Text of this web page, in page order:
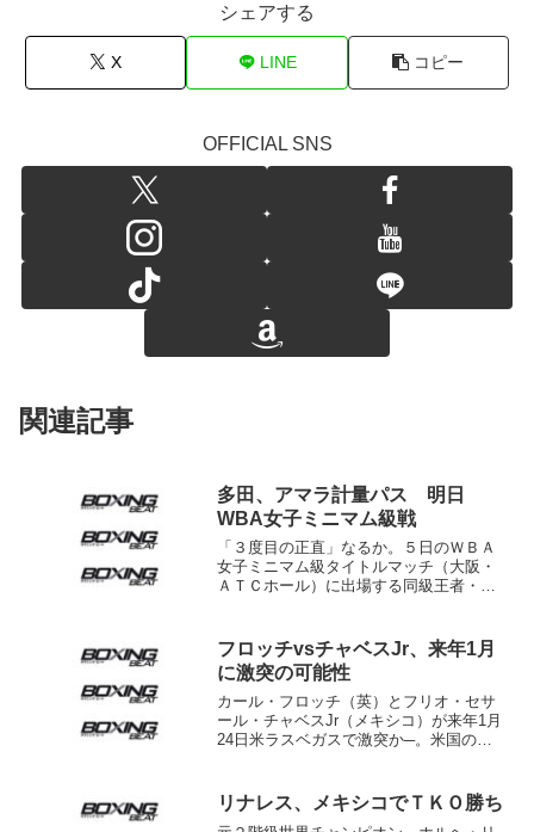
シェアする
X LINE コピー
OFFICIAL SNS
関連記事
多田、アマラ計量パス 明日
WBA女子ミニマム級戦
「３度目の正直」なるか。５日のＷＢＡ
女子ミニマム級タイトルマッチ（大阪・
ＡＴＣホール）に出場する同級王者・多
イ）の前日計量が４日、大阪市内のホテ
ルで行われた。両者ともリ...
フロッチvsチャベスJr、来年1月
に激突の可能性
カール・フロッチ（英）とフリオ・セサ
ール・チャベスJr（メキシコ）が来年1月
24日米ラスベガスで激突か─。米国の複
のS･ミドル級タイトルを保持するフロッ
チは5月、...
リナレス、メキシコでＴＫＯ勝ち